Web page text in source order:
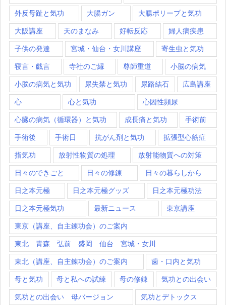
外反母趾と気功 大腸ガン 大腸ポリープと気功
大阪講座 天のまなみ 好転反応 婦人病疾患
子供の発達 宮城・仙台・女川講座 寄生虫と気功
寝言・戯言 寺社のご縁 尊師重道 小脳の病気
小脳の病気と気功 尿失禁と気功 尿路結石 広島講座
心 心と気功 心因性頻尿
心臓の病気（循環器）と気功 成長痛と気功 手術前
手術後 手術日 抗がん剤と気功 拡張型心筋症
指気功 放射性物質の処理 放射能物質への対策
日々のできごと 日々の修錬 日々の暮らしから
日之本元極 日之本元極グッズ 日之本元極功法
日之本元極気功 最新ニュース 東京講座
東京（講座、自主錬功会）のご案内
東北 青森 弘前 盛岡 仙台 宮城・女川
東北（講座、自主錬功会）のご案内 歯・口内と気功
母と気功 母と私への試練 母の修錬 気功との出会い
気功との出会い 母バージョン 気功とデトックス